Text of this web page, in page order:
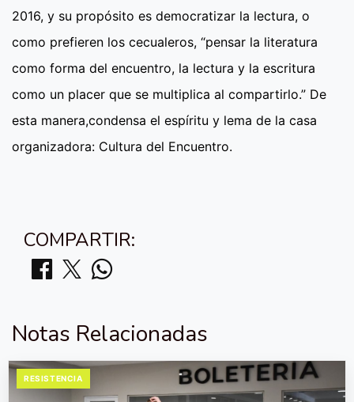
2016, y su propósito es democratizar la lectura, o
como prefieren los cecualeros, “pensar la literatura
como forma del encuentro, la lectura y la escritura
como un placer que se multiplica al compartirlo.” De
esta manera,condensa el espíritu y lema de la casa
organizadora: Cultura del Encuentro.
COMPARTIR:
Notas Relacionadas
RESISTENCIA